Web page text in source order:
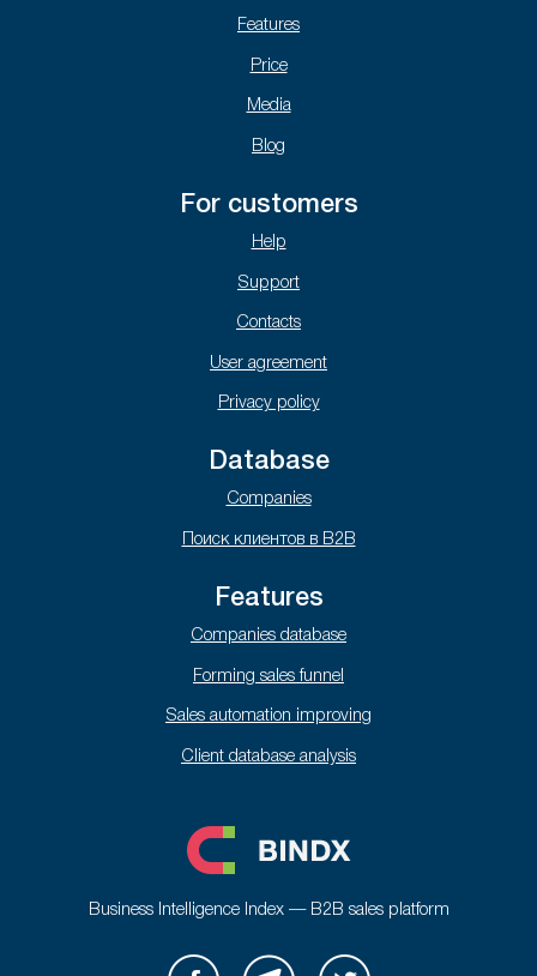
Features
Price
Media
Blog
For customers
Help
Support
Contacts
User agreement
Privacy policy
Database
Companies
Поиск клиентов в B2B
Features
Companies database
Forming sales funnel
Sales automation improving
Client database analysis
Business Intelligence Index — B2B sales platform